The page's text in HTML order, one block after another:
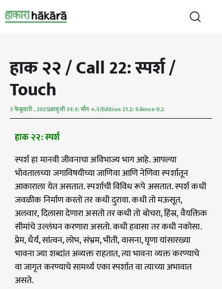
हाक २२ / Call 22: स्पर्श /
Touch
5 फेब्रुवारी , 2025आवृत्ती २१.२: मौन ०.२/Edition 21.2: Silence 0.2
हाक २२: स्पर्श
स्पर्श हा मानवी जीवनाचा अविभाज्य भाग आहे. आपल्या
भोवतालच्या जगाविषयीच्या जाणिवा आणि नेणिवा स्पर्शातून
आकाराला येत असतात. स्पर्शाची विविध रूपे असतात. स्पर्श कधी
जवळीक निर्माण करतो तर कधी दुरावा. कधी तो मऊसूत,
अलवार, दिलासा देणारा असतो तर कधी तो बोचरा, हिंस्र, वैयक्तिक
सीमांचे उल्लंघन करणारा असतो. कधी हवासा तर कधी नकोसा.
प्रेम, धैर्य, सांत्वन, लोभ, संभ्रम, भीती, वासना, घृणा यांसारख्या
भावना ज्या शब्दांत अव्यक्त राहतात, त्या भावना व्यक्त करण्याचे
वा जागृत करण्याचे सामर्थ्य एका स्पर्शात वा त्याच्या अभावात
असते.